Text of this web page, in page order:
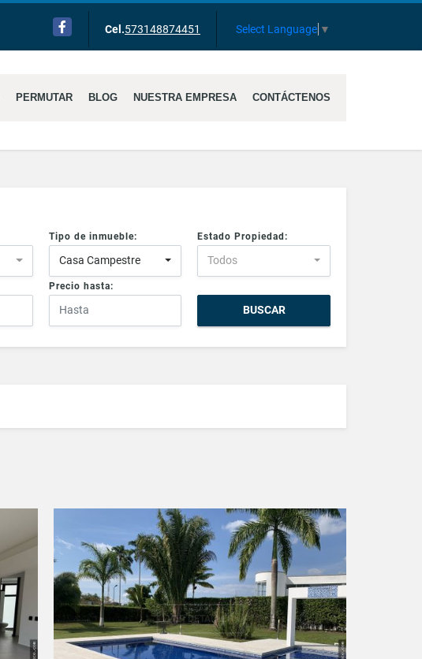
Facebook Cel.573148874451 Select Language ▼
PERMUTAR BLOG NUESTRA EMPRESA CONTÁCTENOS
Tipo de inmueble:
Casa Campestre
Estado Propiedad:
Todos
Precio hasta:
BUSCAR
VER DETALLES